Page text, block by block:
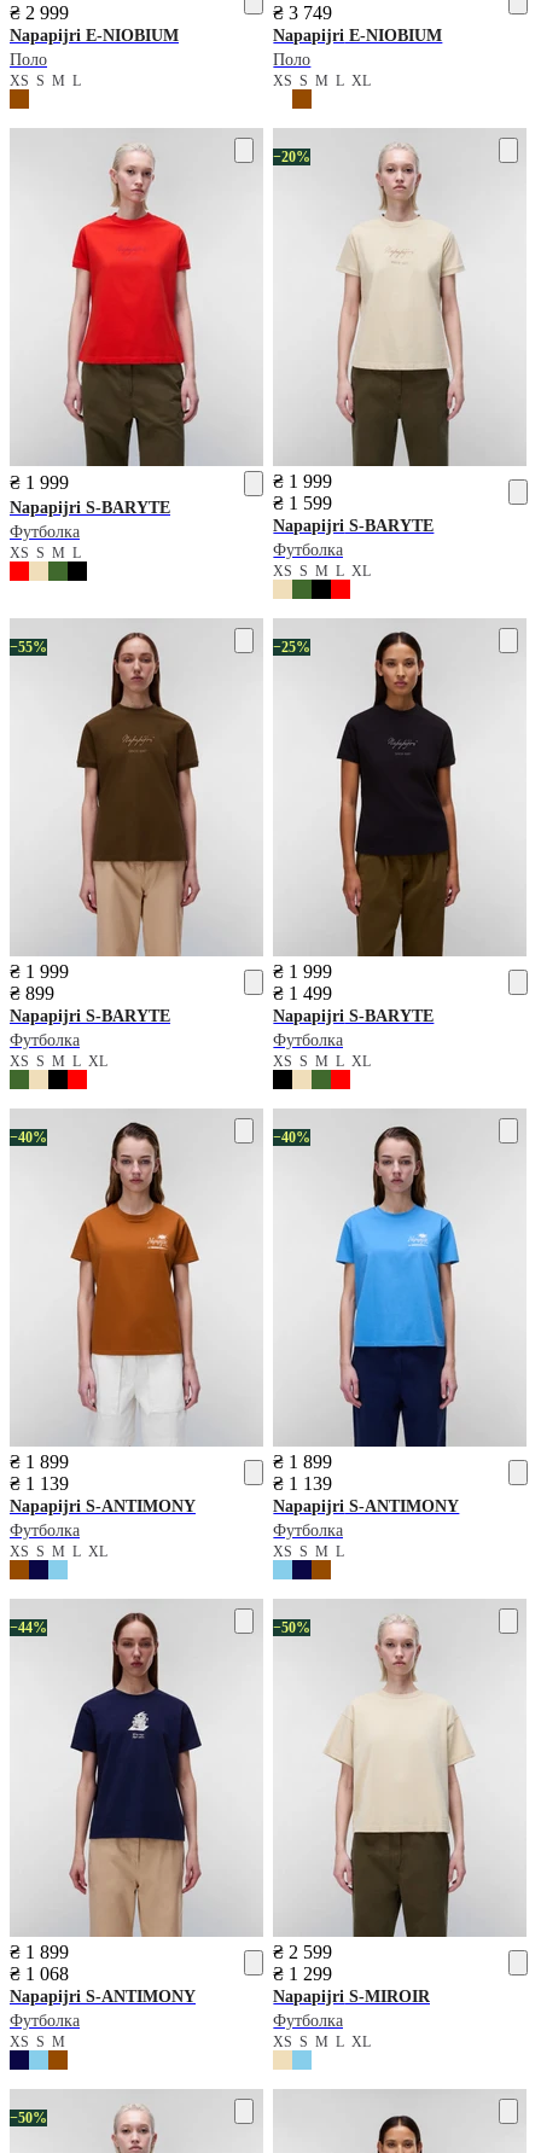
₴ 2 999
Napapijri E-NIOBIUM
Поло
XS S M L
₴ 3 749
Napapijri E-NIOBIUM
Поло
XSSMLXL
₴ 1 999
Napapijri S-BARYTE
Футболка
XS S M L
−20%
₴ 1 999
₴ 1 599
Napapijri S-BARYTE
Футболка
XSSMLXL
−55%
₴ 1 999
₴ 899
Napapijri S-BARYTE
Футболка
XS S M L XL
−25%
₴ 1 999
₴ 1 499
Napapijri S-BARYTE
Футболка
XSSMLXL
−40%
₴ 1 899
₴ 1 139
Napapijri S-ANTIMONY
Футболка
XS S M L XL
−40%
₴ 1 899
₴ 1 139
Napapijri S-ANTIMONY
Футболка
XSSML
−44%
₴ 1 899
₴ 1 068
Napapijri S-ANTIMONY
Футболка
XS S M
−50%
₴ 2 599
₴ 1 299
Napapijri S-MIROIR
Футболка
XSSMLXL
−50%